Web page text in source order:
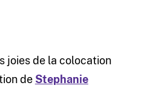
joies de la colocation
de Stephanie